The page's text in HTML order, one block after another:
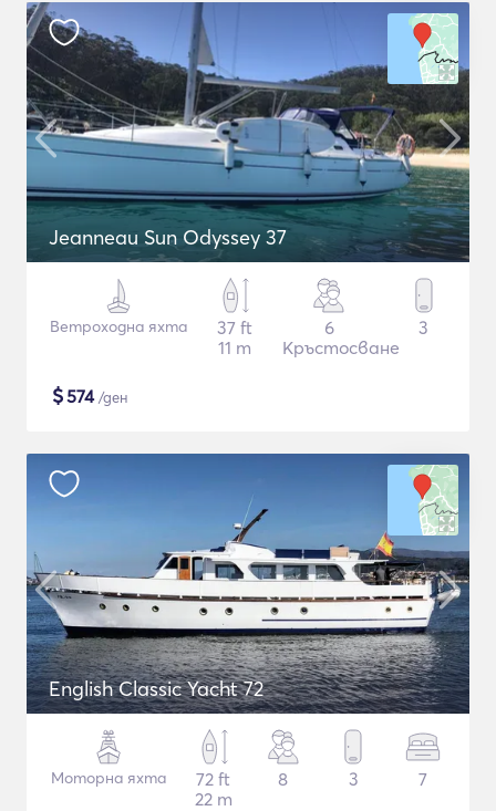
Jeanneau Sun Odyssey 37
Ветроходна яхта
37 ft
11 m
6
Кръстосване
3
$574/ден
English Classic Yacht 72
Моторна яхта
72 ft
22 m
8 3 7